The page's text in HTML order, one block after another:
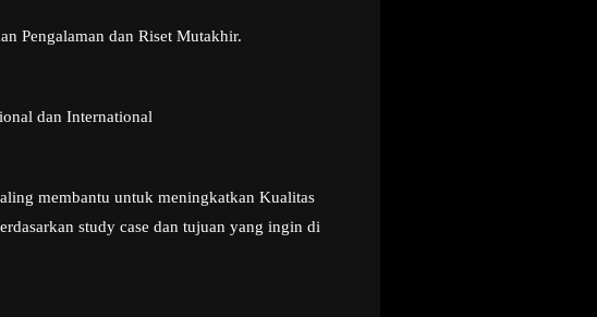
Pengalaman dan Riset Mutakhir.
dan International
membantu untuk meningkatkan Kualitas
study case dan tujuan yang ingin di